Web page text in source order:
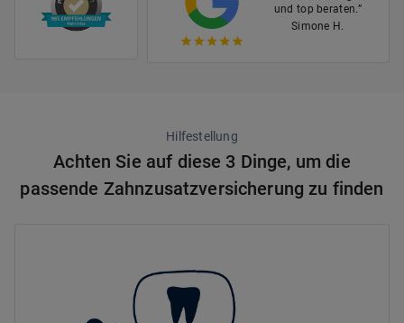
und top beraten.”
Simone H.
Hilfestellung
Achten Sie auf diese 3 Dinge, um die
passende Zahnzusatzversicherung zu finden